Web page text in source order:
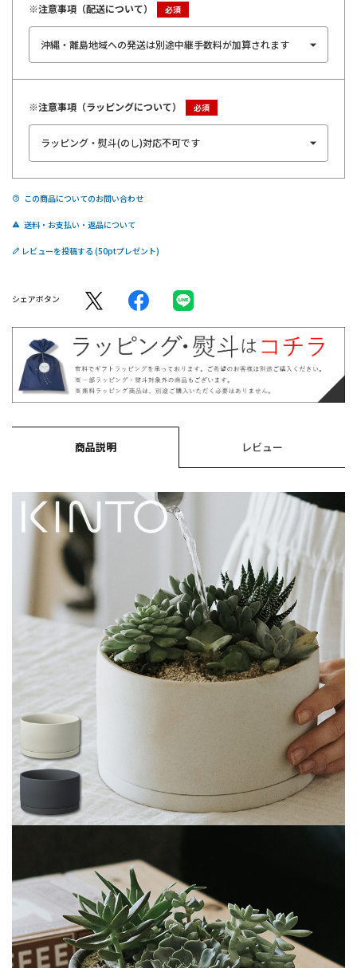
※注意事項（配送について）
※注意事項（ラッピングについて）
この商品についてのお問い合わせ
送料・お支払い・返品について
レビューを投稿する
シェアボタン
商品説明 レビュー